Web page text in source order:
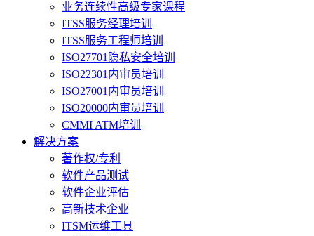
业务连续性高级专家课程
ITSS服务经理培训
ITSS服务工程师培训
ISO27701隐私安全培训
ISO22301内审员培训
ISO27001内审员培训
ISO20000内审员培训
CMMI ATM培训
解决方案
著作权/专利
软件产品测试
软件企业评估
高新技术企业
ITSM运维工具